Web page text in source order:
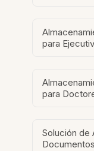
para
para
Solución de
Documentos